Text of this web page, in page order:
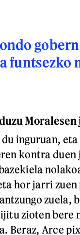
funtsezko
Moralesen
inguruan,
kontra
hor jarri zuen
zuela,
zioten bere
Beraz, Arce